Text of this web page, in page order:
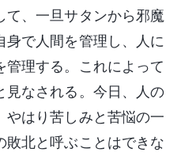
て、一旦サタンから邪魔
身で人間を管理し、人に
理する。これによって
見なされる。今日、人の
やはり苦しみと苦悩の一
敗北と呼ぶことはできな